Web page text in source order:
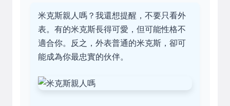
米克斯親人嗎？我還想提醒，不要只看外
表。有的米克斯長得可愛，但可能性格不
適合你。反之，外表普通的米克斯，卻可
能成為你最忠實的伙伴。